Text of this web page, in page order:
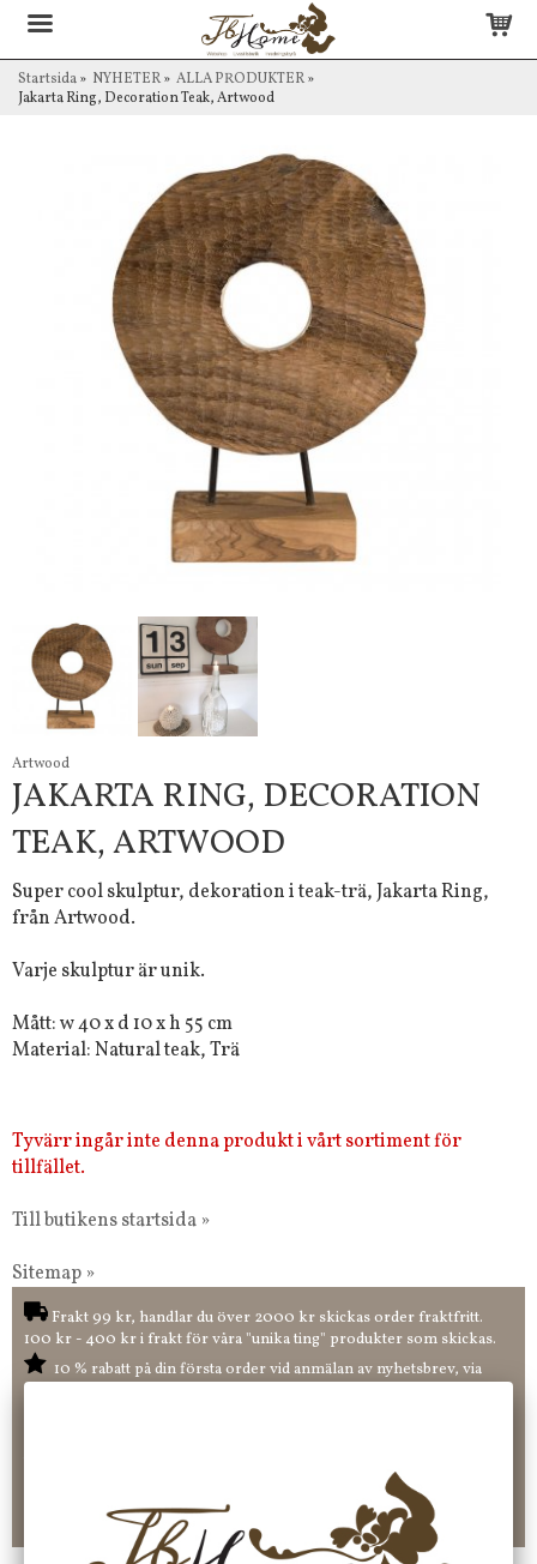
Startsida» NYHETER» ALLA PRODUKTER»
Jakarta Ring, Decoration Teak, Artwood
Artwood
JAKARTA RING, DECORATION
TEAK, ARTWOOD
Super cool skulptur, dekoration i teak-trä, Jakarta Ring,
från Artwood.
Varje skulptur är unik.
Mått: w 40 x d 10 x h 55 cm
Material: Natural teak, Trä
Tyvärr ingår inte denna produkt i vårt sortiment för
tillfället.
Till butikens startsida »
Sitemap »
Frakt 99 kr, handlar du över 2000 kr skickas order fraktfritt.
100 kr - 400 kr i frakt för våra "unika ting" produkter som skickas.
10 % rabatt på din första order vid anmälan av nyhetsbrev, via
pop-up ruta
Nöjda kunder och strävar efter att ha snabba leveranser!
-ligt Tack för att just Du tittar in hos Jb Home!